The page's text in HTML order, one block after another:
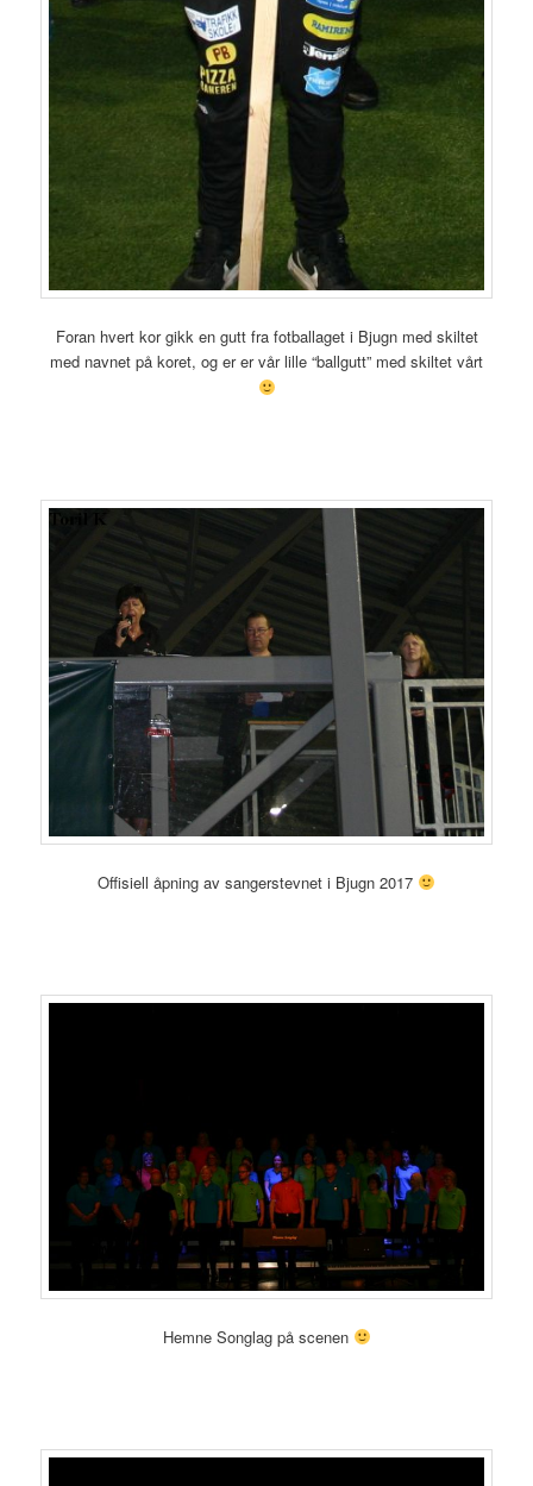
Foran hvert kor gikk en gutt fra fotballaget i Bjugn med skiltet
med navnet på koret, og er er vår lille “ballgutt” med skiltet vårt
Offisiell åpning av sangerstevnet i Bjugn 2017
Hemne Songlag på scenen